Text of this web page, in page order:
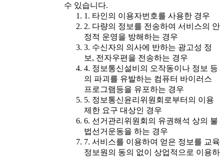
수 있습니다.
1. 타인의 이용자번호를 사용한 경우
2. 다량의 정보를 전송하여 서비스의 안
정적 운영을 방해하는 경우
3. 수신자의 의사에 반하는 광고성 정
보, 전자우편을 전송하는 경우
4. 정보통신설비의 오작동이나 정보 등
의 파괴를 유발하는 컴퓨터 바이러스
프로그램등을 유포하는 경우
5. 정보통신윤리위원회로부터의 이용
제한 요구 대상인 경우
6. 선거관리위원회의 유권해석 상의 불
법선거운동을 하는 경우
7. 서비스를 이용하여 얻은 정보를 교육
정보원의 동의 없이 상업적으로 이용하